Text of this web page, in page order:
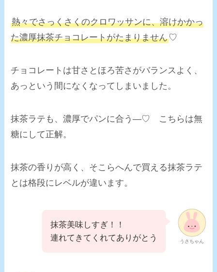
熱々でさっくさくのクロワッサンに、溶けかかっ
た濃厚抹茶チョコレートがたまりません♡
チョコレートは甘さとほろ苦さがバランスよく、
あっという間になくなってしまいました。
抹茶ラテも、濃厚でパンに合う―♡ こちらは無
糖にして正解。
抹茶の香りが高く、そこらへんで買える抹茶ラテ
とは格段にレベルが違います。
うさちゃん
抹茶美味しすぎ！！
連れてきてくれてありがとう